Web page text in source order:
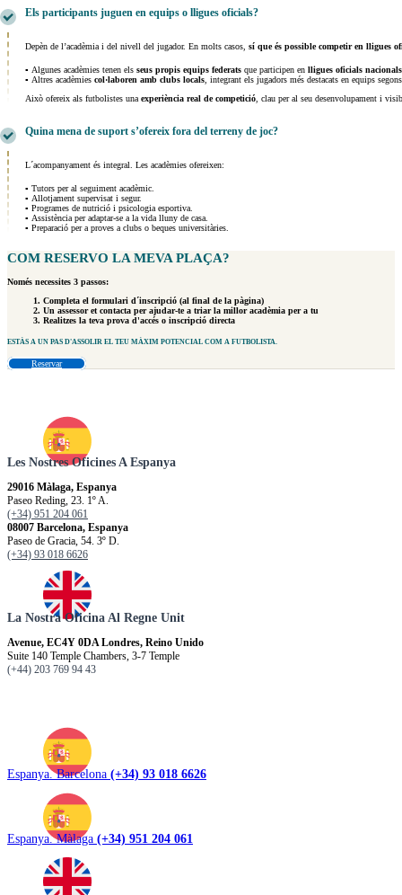
Els participants juguen en equips o lligues oficials?
Depèn de l’acadèmia i del nivell del jugador. En molts casos, sí que és possible competir en lligues
▪ Algunes acadèmies tenen els seus propis equips federats que participen en lligues oficials nacionals
▪ Altres acadèmies col·laboren amb clubs locals , integrant els jugadors més destacats en equips
Això ofereix als futbolistes una experiència real de competició , clau per al seu desenvolupament i
Quina mena de suport s’ofereix fora del terreny de joc?
L´acompanyament és integral. Les acadèmies ofereixen:
▪ Tutors per al seguiment acadèmic.
▪ Allotjament supervisat i segur.
▪ Programes de nutrició i psicologia esportiva.
▪ Assistència per adaptar-se a la vida lluny de casa.
▪ Preparació per a proves a clubs o beques universitàries.
COM RESERVO LA MEVA PLAÇA?
Només necessites 3 passos:
Completa el formulari d´inscripció (al final de la pàgina)
Un assessor et contacta per ajudar-te a triar la millor acadèmia per a tu
Realitzes la teva prova d'accés o inscripció directa
ESTÀS A UN PAS D'ASSOLIR EL TEU MÀXIM POTENCIAL COM A FUTBOLISTA.
Reservar
Les Nostres Oficines A Espanya
29016 Màlaga, Espanya
Paseo Reding, 23. 1º A.
(+34) 951 204 061
08007 Barcelona, Espanya
Paseo de Gracia, 54. 3º D.
(+34) 93 018 6626
La Nostra Oficina Al Regne Unit
Avenue, EC4Y 0DA Londres, Reino Unido
Suite 140 Temple Chambers, 3-7 Temple
(+44) 203 769 94 43
Espanya. Barcelona (+34) 93 018 6626
Espanya. Màlaga (+34) 951 204 061